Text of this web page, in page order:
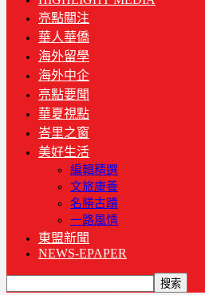
亮點關注
華人華僑
海外留學
海外中企
亮點要聞
華夏視點
峇里之窗
美好生活
編輯精選
文旅康養
名勝古蹟
一路風情
東盟新聞
NEWS-EPAPER